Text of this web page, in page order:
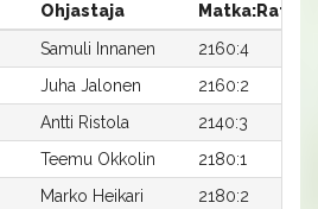
Ohjastaja Matka:Rata
Samuli Innanen 2160:4
Juha Jalonen 2160:2
Antti Ristola 2140:3
Teemu Okkolin 2180:1
Marko Heikari 2180:2